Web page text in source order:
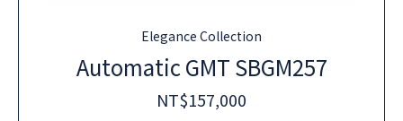
Elegance Collection
Automatic GMT SBGM257
NT$157,000